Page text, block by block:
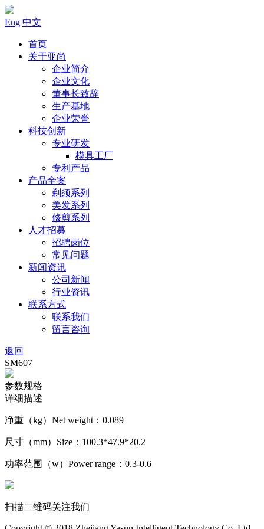
Eng 中文
首页
关于亚尚
企业简介
企业文化
董事长致辞
生产基地
企业荣誉
科技创新
专业研发
模具工厂
专利产品
产品全案
剃须系列
美发系列
修剪系列
人才招募
招聘岗位
常见问题
新闻资讯
公司新闻
行业资讯
联系方式
联系我们
留言咨询
返回
SM607
参数规格
详细描述
净重（kg）Net weight：0.089
尺寸（mm）Size：100.3*47.9*20.2
功率范围（w）Power range：0.3-0.6
扫描二维码关注我们